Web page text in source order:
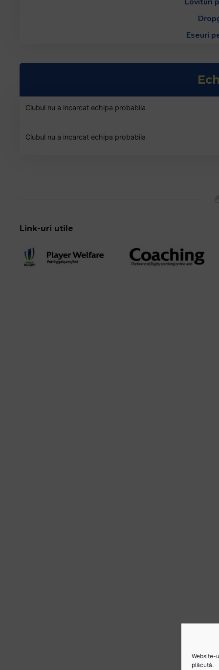
Website-
plăcută.
Eseuri
Clubul nu a incarcat echipa probabila
Clubul nu a incarcat echipa probabila
Link-uri utile